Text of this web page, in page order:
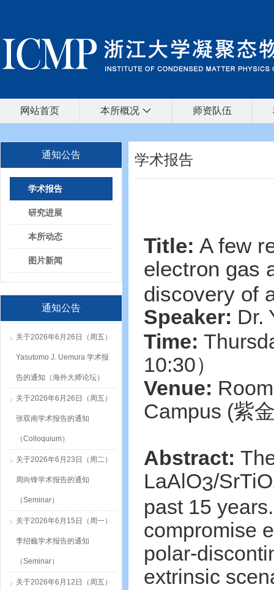
网站首页 本所概况 师资队伍
通知公告
学术报告
研究进展
本所动态
图片新闻
通知公告
关于2026年6月26日（周五）
Yasutomo J. Uemura 学术报
告的通知（海外大师论坛）
关于2026年6月26日（周五）
张双南学术报告的通知
（Colloquium）
关于2026年6月23日（周二）
周向锋学术报告的通知
（Seminar）
关于2026年6月15日（周一）
李绍巍学术报告的通知
（Seminar）
关于2026年6月12日（周五）
学术报告
Title: A few
electron gas
discovery of
Speaker: Dr.
Time:
10:30）
Venue:
Campus (紫
Abstract:
LaAlO3/SrTiO
past 15
compromise
polar-
extrinsic